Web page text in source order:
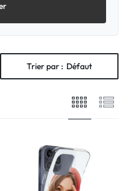
Trier par : Défaut